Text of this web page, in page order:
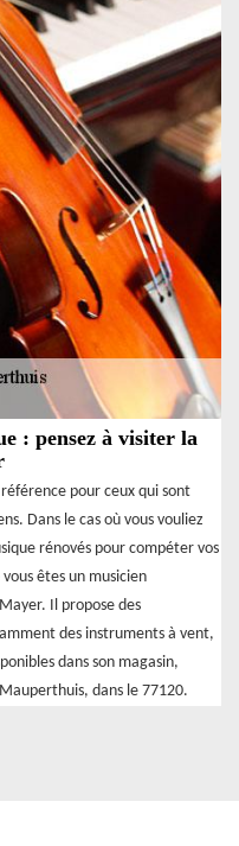
: pensez à visiter la
pour ceux qui sont
Dans le cas où vous vouliez
rénovés pour compéter vos
êtes un musicien
Il propose des
des instruments à vent,
dans son magasin,
dans le 77120.